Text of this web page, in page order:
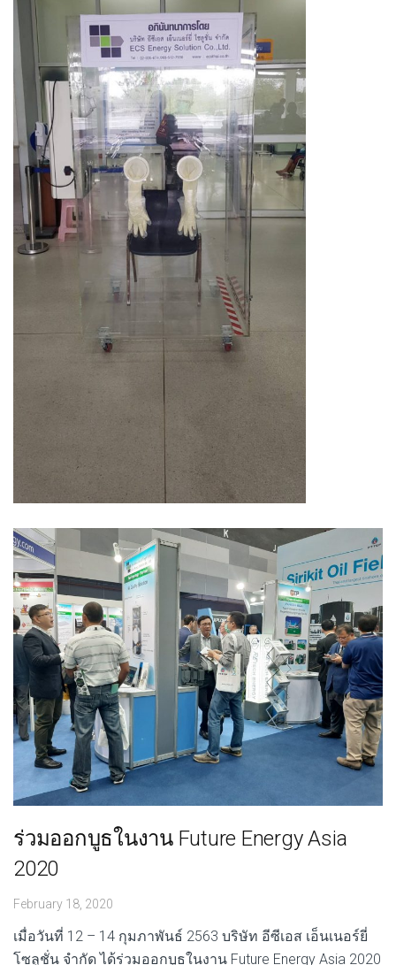
ร่วมออกบูธในงาน Future Energy Asia
2020
February 18, 2020
เมื่อวันที่ 12 – 14 กุมภาพันธ์ 2563 บริษัท อีซีเอส เอ็นเนอร์ยี่
โซลูชั่น จำกัด ได้ร่วมออกบูธในงาน Future Energy Asia 2020